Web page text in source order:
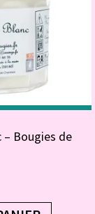
– Bougies de